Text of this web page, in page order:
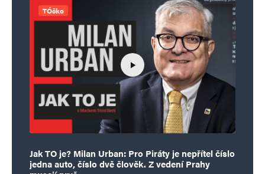
TÓčko
Jak TO je? Milan Urban: Pro Piráty je nepřítel číslo
jedna auto, číslo dvě člověk. Z vedení Prahy